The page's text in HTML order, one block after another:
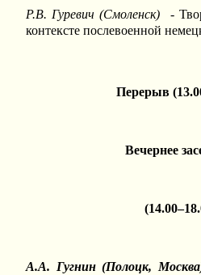
Р.В. Гуревич (Смоленск)
-
контексте послевоенной
Перерыв
Вечернее
А.А. Гугнин (Полоцк,